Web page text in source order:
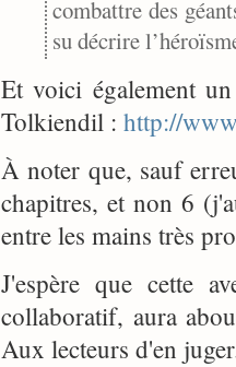
combattre des
su décrire
Et voici également
Tolkiendil : http://
À noter que, sauf
chapitres, et non 6
entre les mains très
J'espère que cette
collaboratif, aura
Aux lecteurs d'en